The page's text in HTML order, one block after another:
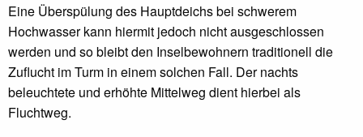
Eine Überspülung des Hauptdeichs bei schwerem
Hochwasser kann hiermit jedoch nicht ausgeschlossen
werden und so bleibt den Inselbewohnern traditionell die
Zuflucht im Turm in einem solchen Fall. Der nachts
beleuchtete und erhöhte Mittelweg dient hierbei als
Fluchtweg.